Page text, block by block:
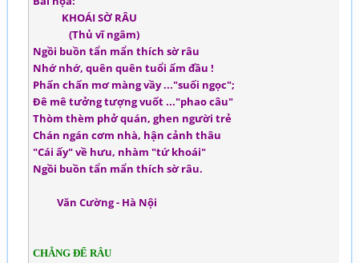
KHOÁI SỜ RÂU
(Thủ vĩ ngâm)
Ngồi buồn tẩn mẩn thích sờ râu
Nhớ nhớ, quên quên tuổi ấm đầu !
Phấn chấn mơ màng vầy ..."suối ngọc";
Đê mê tưởng tượng vuốt ..."phao câu"
Thòm thèm phở quán, ghen người trẻ
Chán ngán cơm nhà, hận cảnh thâu
"Cái ấy" về hưu, nhàm "tứ khoái"
Ngồi buồn tẩn mẩn thích sờ râu.
Văn Cường - Hà Nội
CHẲNG ĐỂ RÂU